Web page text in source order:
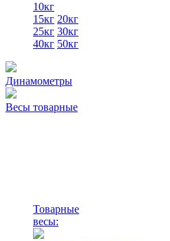
10кг
15кг 20кг
25кг 30кг
40кг 50кг
Динамометры
Весы товарные
Товарные
весы: